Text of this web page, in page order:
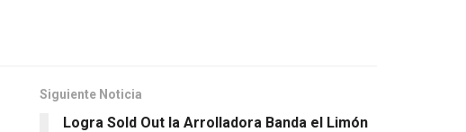
Siguiente Noticia
Logra Sold Out la Arrolladora Banda el Limón